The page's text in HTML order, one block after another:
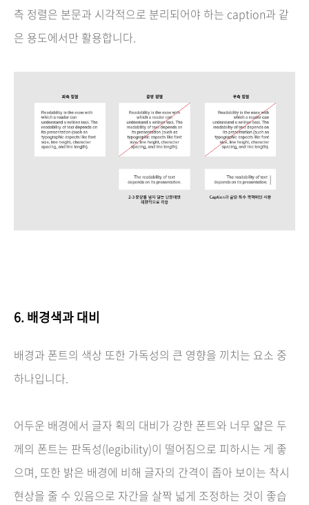
측 정렬은 본문과 시각적으로 분리되어야 하는 caption과 같
은 용도에서만 활용합니다.
6. 배경색과 대비
배경과 폰트의 색상 또한 가독성의 큰 영향을 끼치는 요소 중
하나입니다.
어두운 배경에서 글자 획의 대비가 강한 폰트와 너무 얇은 두
께의 폰트는 판독성(legibility)이 떨어짐으로 피하시는 게 좋
으며, 또한 밝은 배경에 비해 글자의 간격이 좁아 보이는 착시
현상을 줄 수 있음으로 자간을 살짝 넓게 조정하는 것이 좋습